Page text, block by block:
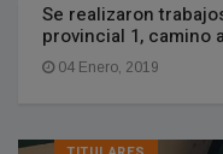
Se realizaron
provincial 1, camino
04 Enero, 2019